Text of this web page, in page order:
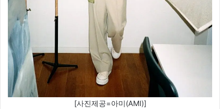
[사진제공=아미(AMI)]